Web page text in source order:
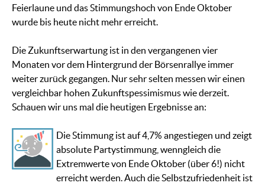
Feierlaune und das Stimmungshoch von Ende Oktober
wurde bis heute nicht mehr erreicht.
Die Zukunftserwartung ist in den vergangenen vier
Monaten vor dem Hintergrund der Börsenrallye immer
weiter zurück gegangen. Nur sehr selten messen wir einen
vergleichbar hohen Zukunftspessimismus wie derzeit.
Schauen wir uns mal die heutigen Ergebnisse an:
Die Stimmung ist auf 4,7% angestiegen und zeigt
absolute Partystimmung, wenngleich die
Extremwerte von Ende Oktober (über 6!) nicht
erreicht werden. Auch die Selbstzufriedenheit ist